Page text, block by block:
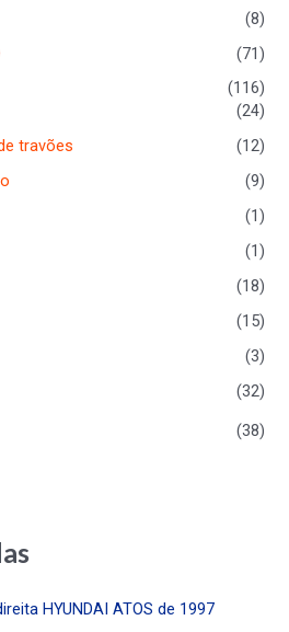
(8)
(71)
(116)
(24)
travões
(12)
(9)
(1)
(1)
(18)
(15)
(3)
(32)
(38)
HYUNDAI ATOS de 1997